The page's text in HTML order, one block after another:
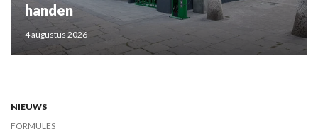
handen
4 augustus 2026
NIEUWS
FORMULES